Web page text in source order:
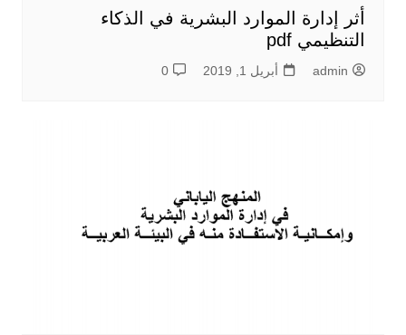
أثر إدارة الموارد البشرية في الذكاء
التنظيمي pdf
admin أبريل 1, 2019 0